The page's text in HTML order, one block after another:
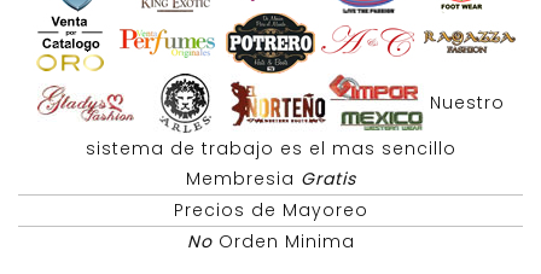
Nuestro
sistema de trabajo es el mas sencillo
Membresia Gratis
Precios de Mayoreo
NoOrden Minima